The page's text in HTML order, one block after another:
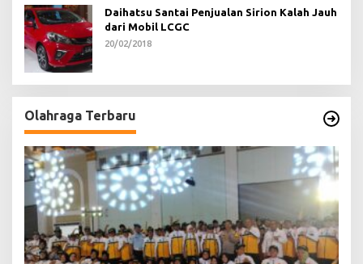
Daihatsu Santai Penjualan Sirion Kalah Jauh
dari Mobil LCGC
20/02/2018
Olahraga Terbaru